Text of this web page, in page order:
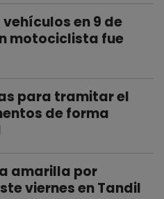
en 9 de
motociclista fue
para tramitar el
de forma
amarilla por
viernes en Tandil